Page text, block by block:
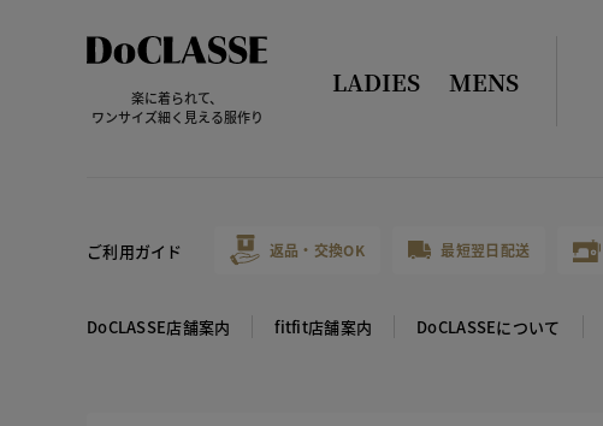
楽に着られて、
ワンサイズ細く見える服作り
LADIES MENS
ご利用ガイド 返品・交換OK 最短翌日配送
DoCLASSE店舗案内 fitfit店舗案内 DoCLASSEについて